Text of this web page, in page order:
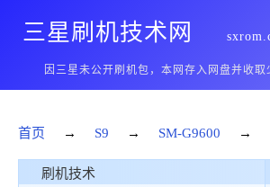
三星刷机技术网
因三星未公开刷机包，本网存入网盘并收取
首页 → S9 → SM-G9600 →
刷机技术